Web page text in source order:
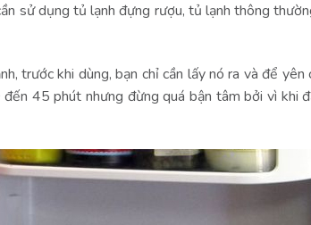
sử dụng tủ lạnh đựng rượu, tủ lạnh thông
trước khi dùng, bạn chỉ cần lấy nó ra và để
45 phút nhưng đừng quá bận tâm bởi vì khi